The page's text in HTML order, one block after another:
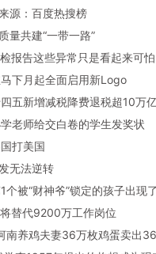
源：百度热搜榜
量共建“一带一路”
报告这些异常只是看起来可怕
下月起全面启用新Logo
五新增减税降费退税超10万
老师给交白卷的学生发奖状
打美国
无法逆转
个被“财神爷”锁定的孩子出现了
替代9200万工作岗位
南养鸡夫妻36万枚鸡蛋卖出